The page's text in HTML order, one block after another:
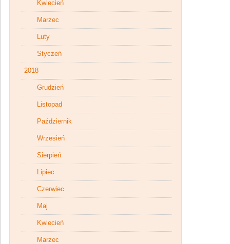
Kwiecień
Marzec
Luty
Styczeń
2018
Grudzień
Listopad
Październik
Wrzesień
Sierpień
Lipiec
Czerwiec
Maj
Kwiecień
Marzec